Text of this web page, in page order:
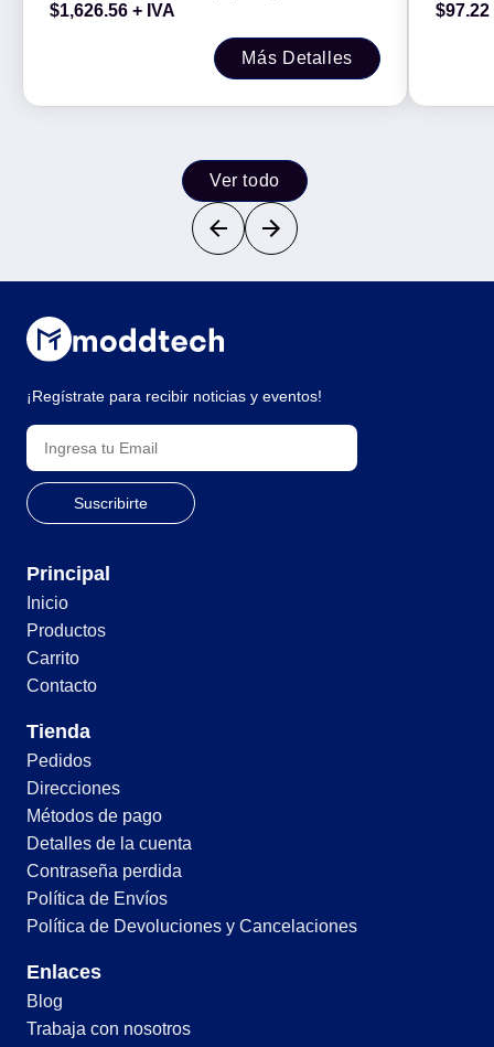
$1,626.56 + IVA
Más Detalles
Rpm -
$97.22
Ver todo
¡Regístrate para recibir noticias y eventos!
Principal
Inicio
Productos
Carrito
Contacto
Tienda
Pedidos
Direcciones
Métodos de pago
Detalles de la cuenta
Contraseña perdida
Política de Envíos
Política de Devoluciones y Cancelaciones
Enlaces
Blog
Trabaja con nosotros